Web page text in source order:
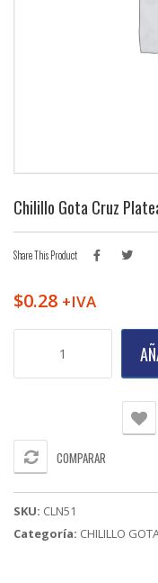
Chilillo Gota Cruz
Share This Product
$0.28 +IVA
X
COMPARAR
SKU: CLN51
Categoría: CHILILLO